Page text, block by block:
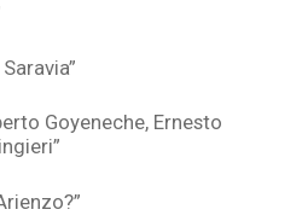
Goyeneche, Ernesto